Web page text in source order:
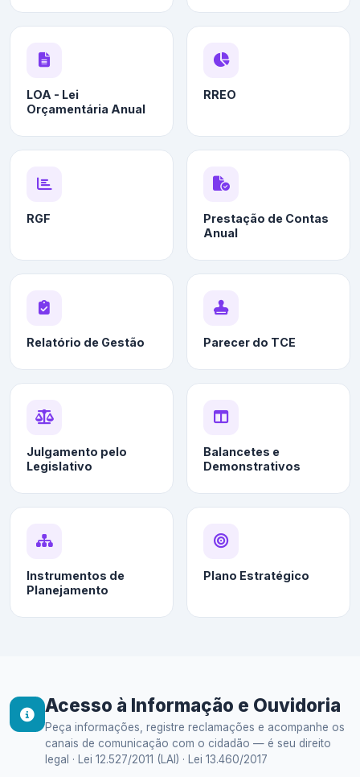
LOA - Lei
Orçamentária Anual
RREO
RGF
Prestação de Contas
Anual
Relatório de Gestão Parecer do TCE
Julgamento pelo
Legislativo
Balancetes e
Demonstrativos
Instrumentos de
Planejamento
Plano Estratégico
Acesso à Informação e Ouvidoria
Peça informações, registre reclamações e acompanhe os
canais de comunicação com o cidadão — é seu direito
legal · Lei 12.527/2011 (LAI) · Lei 13.460/2017